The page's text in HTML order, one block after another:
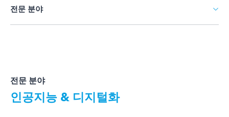
전문 분야
전문 분야
인공지능 & 디지털화